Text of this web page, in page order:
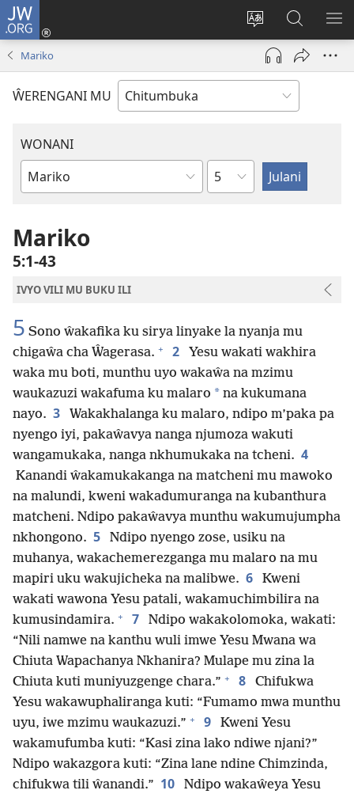
JW.ORG
Sinthani
chiyowoyero
Njirani
(opens
window)
Penjani
Vinthu
pa
JW.ORG
Mariko
ŴERENGANI MU
WONANI
Buku
mu
Baibolo
Mutu
Mariko
5:1-43
IVYO VILI MU BUKU ILI
5 Sono ŵakafika ku sirya linyake la nyanja mu
chigaŵa cha Ŵagerasa. + 2
Yesu wakati wakhira
waka mu boti, munthu uyo wakaŵa na mzimu
waukazuzi wakafuma ku malaro * na kukumana
nayo. 3
Wakakhalanga ku malaro, ndipo m’paka pa
nyengo iyi, pakaŵavya nanga njumoza wakuti
wangamukaka, nanga nkhumukaka na tcheni. 4
Kanandi ŵakamukakanga na matcheni mu mawoko
na malundi, kweni wakadumuranga na kubanthura
matcheni. Ndipo pakaŵavya munthu wakumujumpha
nkhongono. 5
Ndipo nyengo zose, usiku na
muhanya, wakachemerezganga mu malaro na mu
mapiri uku wakujicheka na malibwe. 6
Kweni
wakati wawona Yesu patali, wakamuchimbilira na
kumusindamira. + 7
Ndipo wakakolomoka, wakati:
“Nili namwe na kanthu wuli imwe Yesu Mwana wa
Chiuta Wapachanya Nkhanira? Mulape mu zina la
Chiuta kuti muniyuzgenge chara.” + 8
Chifukwa
Yesu wakawuphaliranga kuti: “Fumamo mwa munthu
uyu, iwe mzimu waukazuzi.” + 9
Kweni Yesu
wakamufumba kuti: “Kasi zina lako ndiwe njani?”
Ndipo wakazgora kuti: “Zina lane ndine Chimzinda,
chifukwa tili ŵanandi.” 10
Ndipo wakaŵeya Yesu